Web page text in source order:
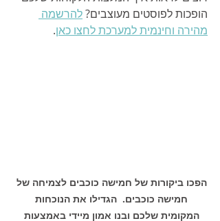
הופכות לפוסטים מעוצבים? להרשמה
מהירה וחינמית למערכת לחצו כאן.
הפכו ביקורות של חמישה כוכבים לצמיחה של
חמישה כוכבים.  הגדילו את הנוכחות
המקומית שלכם ובנו אמון מיידי באמצעות